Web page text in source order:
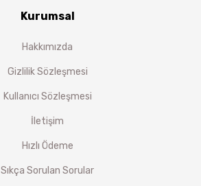
Kurumsal
Hakkımızda
Gizlilik Sözleşmesi
Kullanıcı Sözleşmesi
İletişim
Hızlı Ödeme
Sıkça Sorulan Sorular